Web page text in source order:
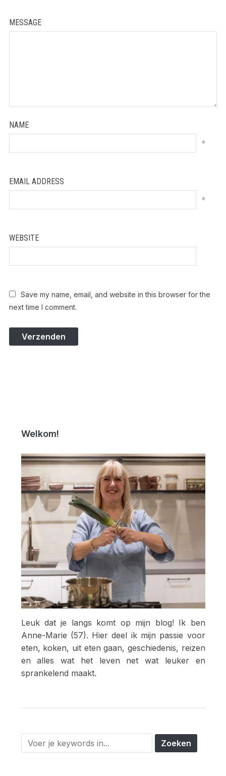
MESSAGE
NAME
*
EMAIL ADDRESS
*
WEBSITE
Save my name, email, and website in this browser for the
next time I comment.
Welkom!
Leuk dat je langs komt op mijn blog! Ik ben
Anne-Marie (57). Hier deel ik mijn passie voor
eten, koken, uit eten gaan, geschiedenis, reizen
en alles wat het leven net wat leuker en
sprankelend maakt.